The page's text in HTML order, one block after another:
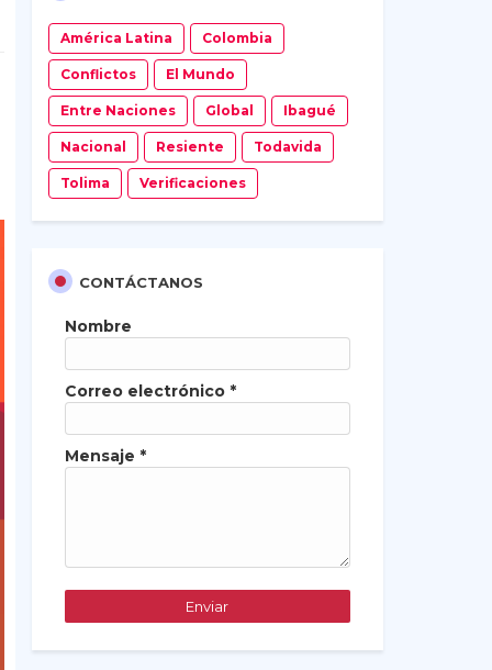
América Latina Colombia
Conflictos El Mundo
Entre Naciones Global Ibagué
Nacional Resiente Todavida
Tolima Verificaciones
CONTÁCTANOS
Nombre
Correo electrónico *
Mensaje *